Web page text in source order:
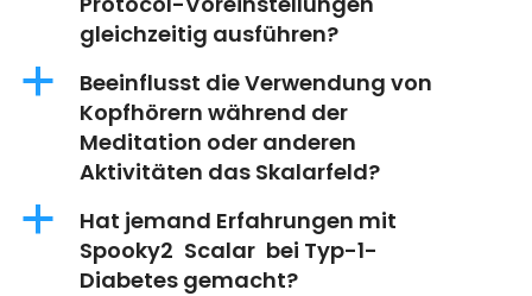
gleichzeitig ausführen?
a
Beeinflusst die Verwendung von
Kopfhörern während der
Meditation oder anderen
Aktivitäten das Skalarfeld?
a
Hat jemand Erfahrungen mit
Spooky2 Scalar bei Typ-1-
Diabetes gemacht?